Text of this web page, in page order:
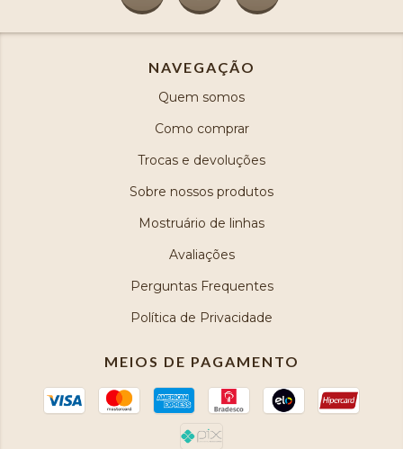
NAVEGAÇÃO
Quem somos
Como comprar
Trocas e devoluções
Sobre nossos produtos
Mostruário de linhas
Avaliações
Perguntas Frequentes
Política de Privacidade
MEIOS DE PAGAMENTO